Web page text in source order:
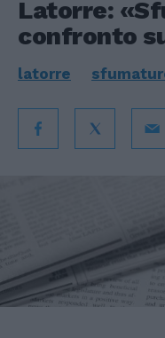
Latorre:
confronto
latorre